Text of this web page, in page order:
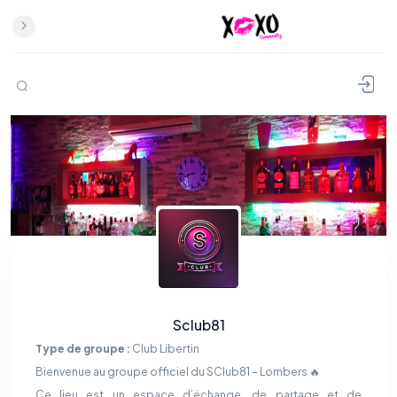
Sclub81
Type de groupe : Club Libertin
Bienvenue au groupe officiel du SClub81 – Lombers 🔥